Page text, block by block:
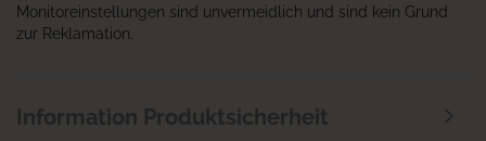
Monitoreinstellungen sind unvermeidlich und sind kein Grund
zur Reklamation.
Information Produktsicherheit